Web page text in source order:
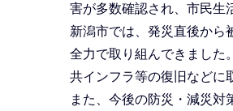
害が多数確認され、市民生
新潟市では、発災直後から
全力で取り組んできました
共インフラ等の復旧などに
また、今後の防災・減災